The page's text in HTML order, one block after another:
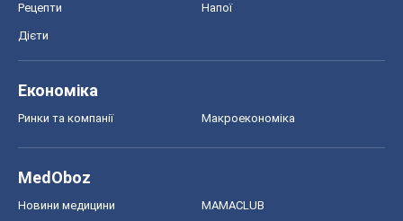
Рецепти Напої
Дієти
Економіка
Ринки та компанії Макроекономіка
MedOboz
Новини медицини MAMACLUB